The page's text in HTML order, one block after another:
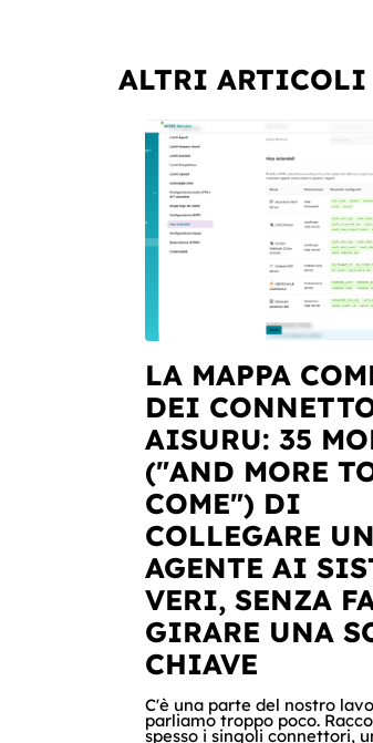
ALTRI ARTICOLI
LA MAPPA
DEI
AISURU: 35
("AND MORE
COME") DI
COLLEGARE UN
AGENTE AI
VERI, SENZA
GIRARE UNA
CHIAVE
C'è una parte del nostro
parliamo troppo poco. Raccontiamo
spesso i singoli connettori,